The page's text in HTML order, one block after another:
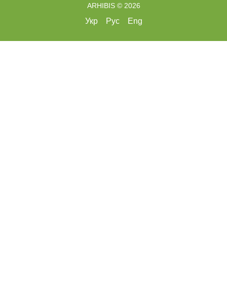
ARHIBIS © 2026
Укр Рус Eng